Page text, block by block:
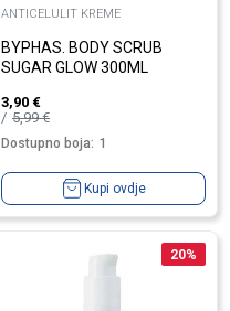
ANTICELULIT KREME
BYPHAS. BODY SCRUB
SUGAR GLOW 300ML
3,90 €
5,99€
Dostupno boja: 1
Kupi ovdje
20%